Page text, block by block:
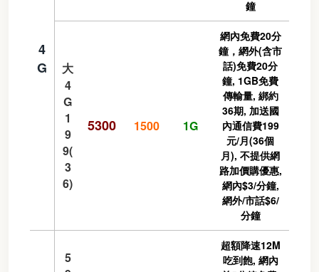
4
G
鐘
大
4
G
1
9
9(
3
6)
5300 1500 1G
網內免費20分
鐘，網外(含市
話)免費20分
鐘, 1GB免費
傳輸量, 綁約
36期, 加送國
內通信費199
元/月(36個
月), 不提供網
路加價購優惠,
網內$3/分鐘,
網外/市話$6/
分鐘
5
超額降速12M
吃到飽, 網內